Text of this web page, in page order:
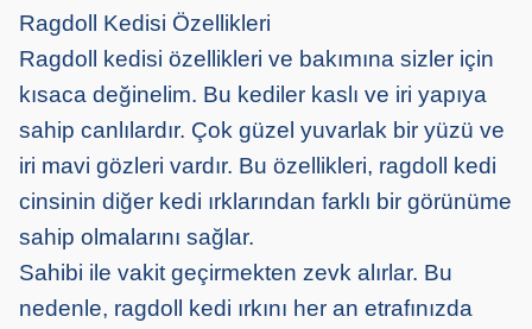
Ragdoll Kedisi Özellikleri
Ragdoll kedisi özellikleri ve bakımına sizler için
kısaca değinelim. Bu kediler kaslı ve iri yapıya
sahip canlılardır. Çok güzel yuvarlak bir yüzü ve
iri mavi gözleri vardır. Bu özellikleri, ragdoll kedi
cinsinin diğer kedi ırklarından farklı bir görünüme
sahip olmalarını sağlar.
Sahibi ile vakit geçirmekten zevk alırlar. Bu
nedenle, ragdoll kedi ırkını her an etrafınızda